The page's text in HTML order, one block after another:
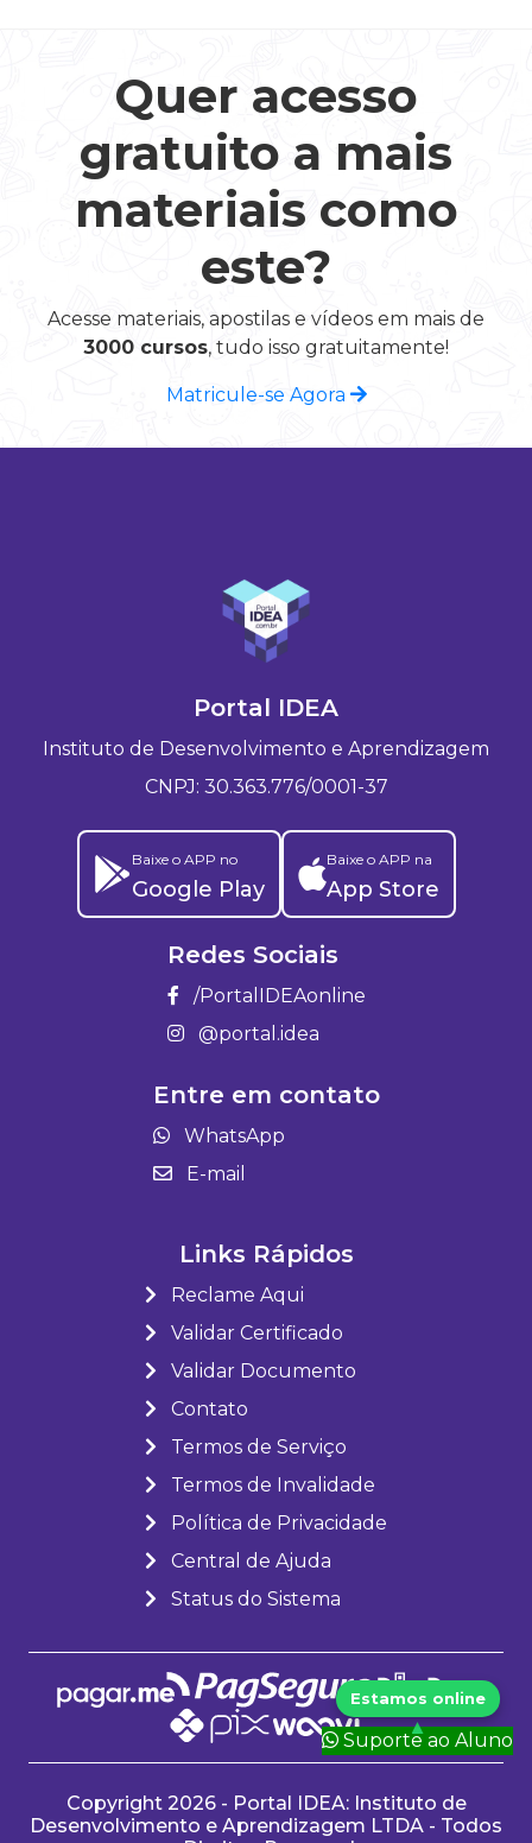
Quer acesso
gratuito a mais
materiais como
este?
Acesse materiais, apostilas e vídeos em mais de
3000 cursos, tudo isso gratuitamente!
Matricule-se Agora
Suporte ao Aluno
Portal IDEA
Instituto de Desenvolvimento e Aprendizagem
CNPJ: 30.363.776/0001-37
Baixe o APP no
Google Play
Baixe o APP na
App Store
Redes Sociais
/PortalIDEAonline
@portal.idea
Entre em contato
WhatsApp
E-mail
Links Rápidos
Reclame Aqui
Validar Certificado
Validar Documento
Contato
Termos de Serviço
Termos de Invalidade
Política de Privacidade
Central de Ajuda
Status do Sistema
Copyright 2026 - Portal IDEA: Instituto de
Desenvolvimento e Aprendizagem LTDA - Todos